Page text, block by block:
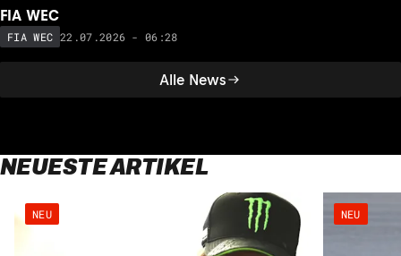
Alle News
FIA WEC
FIA WEC 22.07.2026 - 06:28
NEUESTE ARTIKEL
NEU NEU